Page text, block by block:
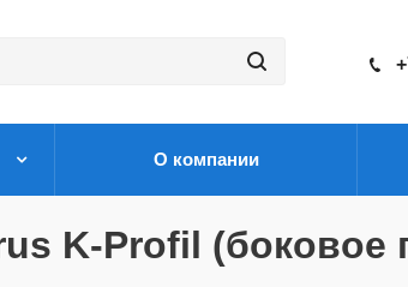
О компании
K-Profil (боковое